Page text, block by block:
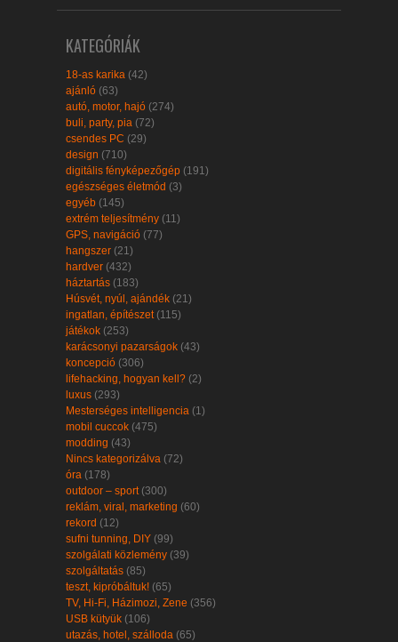
KATEGÓRIÁK
18-as karika (42)
ajánló (63)
autó, motor, hajó (274)
buli, party, pia (72)
csendes PC (29)
design (710)
digitális fényképezőgép (191)
egészséges életmód (3)
egyéb (145)
extrém teljesítmény (11)
GPS, navigáció (77)
hangszer (21)
hardver (432)
háztartás (183)
Húsvét, nyúl, ajándék (21)
ingatlan, építészet(115)
játékok (253)
karácsonyi pazarságok (43)
koncepció (306)
lifehacking, hogyan kell? (2)
luxus (293)
Mesterséges intelligencia (1)
mobil cuccok (475)
modding (43)
Nincs kategorizálva (72)
óra (178)
outdoor – sport(300)
reklám, viral, marketing (60)
rekord (12)
sufni tunning, DIY (99)
szolgálati közlemény (39)
szolgáltatás (85)
teszt, kipróbáltuk! (65)
TV, Hi-Fi, Házimozi, Zene (356)
USB kütyük (106)
utazás, hotel, szálloda (65)